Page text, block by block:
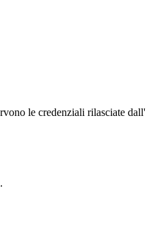
le credenziali rilasciate dall'